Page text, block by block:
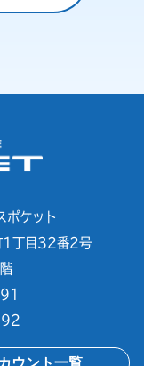
ポケット
丁目32番2号